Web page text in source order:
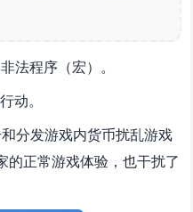
法程序（宏）。
动。
分发游戏内货币扰乱游戏
的正常游戏体验，也干扰了